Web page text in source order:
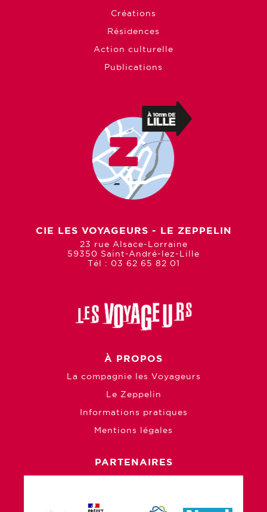
Créations
Résidences
Action culturelle
Publications
CIE LES VOYAGEURS - LE ZEPPELIN
23 rue Alsace-Lorraine
59350 Saint-André-lez-Lille
Tél : 03 62 65 82 01
À PROPOS
La compagnie les Voyageurs
Le Zeppelin
Informations pratiques
Mentions légales
PARTENAIRES